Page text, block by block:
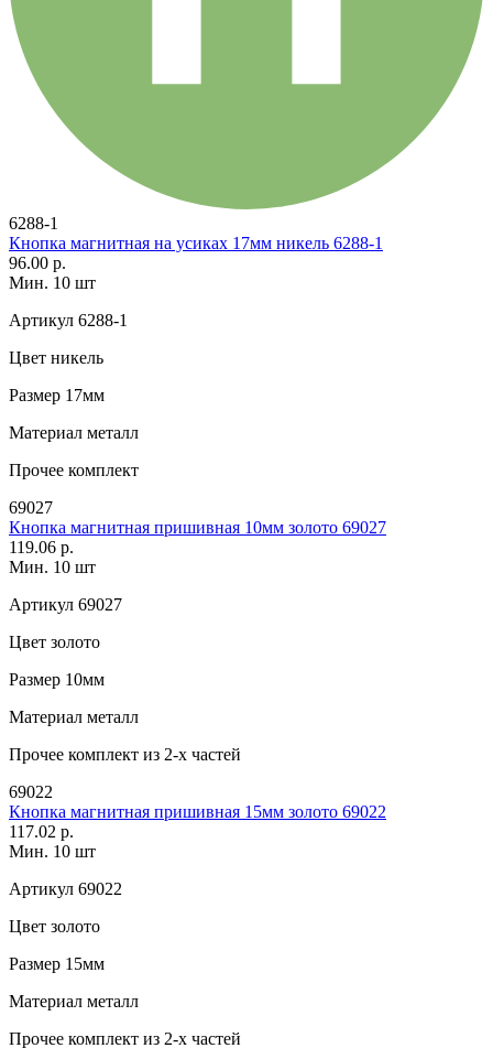
6288-1
Кнопка магнитная на усиках 17мм никель 6288-1
96.00 р.
Мин. 10 шт
Артикул 6288-1
Цвет никель
Размер 17мм
Материал металл
Прочее комплект
69027
Кнопка магнитная пришивная 10мм золото 69027
119.06 р.
Мин. 10 шт
Артикул 69027
Цвет золото
Размер 10мм
Материал металл
Прочее комплект из 2-х частей
69022
Кнопка магнитная пришивная 15мм золото 69022
117.02 р.
Мин. 10 шт
Артикул 69022
Цвет золото
Размер 15мм
Материал металл
Прочее комплект из 2-х частей